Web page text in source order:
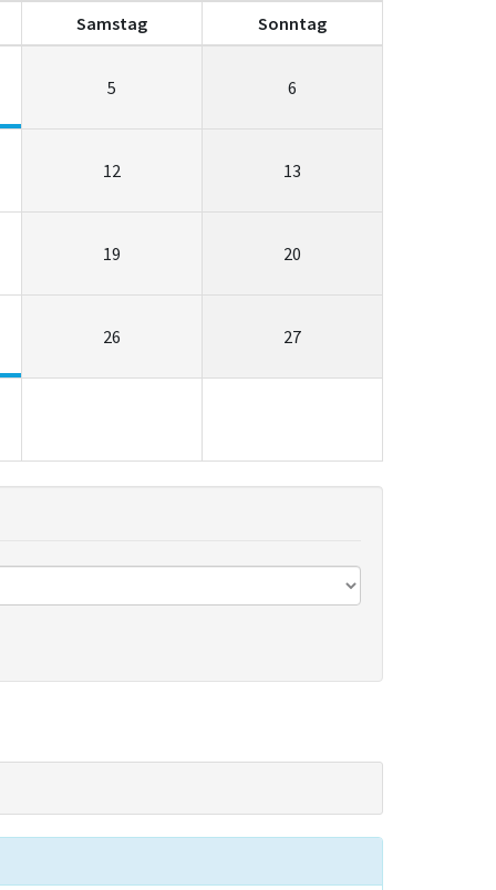
Samstag Sonntag
5 6
12 13
19 20
26 27